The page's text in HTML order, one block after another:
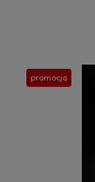
promocja